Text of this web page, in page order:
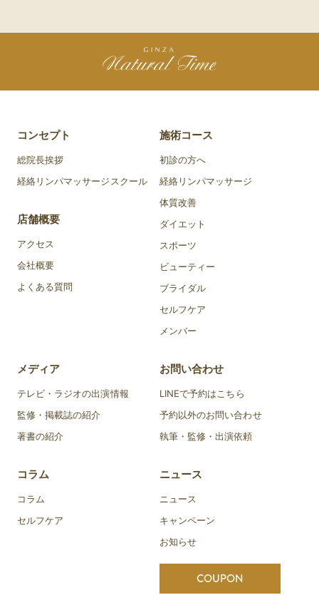
コンセプト
総院長挨拶
経絡リンパマッサージスクール
店舗概要
アクセス
会社概要
よくある質問
施術コース
初診の方へ
経絡リンパマッサージ
体質改善
ダイエット
スポーツ
ビューティー
ブライダル
セルフケア
メンバー
メディア
テレビ・ラジオの出演情報
監修・掲載誌の紹介
著書の紹介
コラム
コラム
セルフケア
お問い合わせ
LINEで予約はこちら
予約以外のお問い合わせ
執筆・監修・出演依頼
ニュース
ニュース
キャンペーン
お知らせ
COUPON